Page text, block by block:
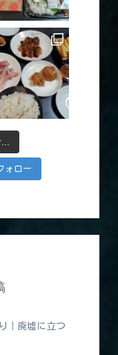
ォロー
｜廃墟に立つ